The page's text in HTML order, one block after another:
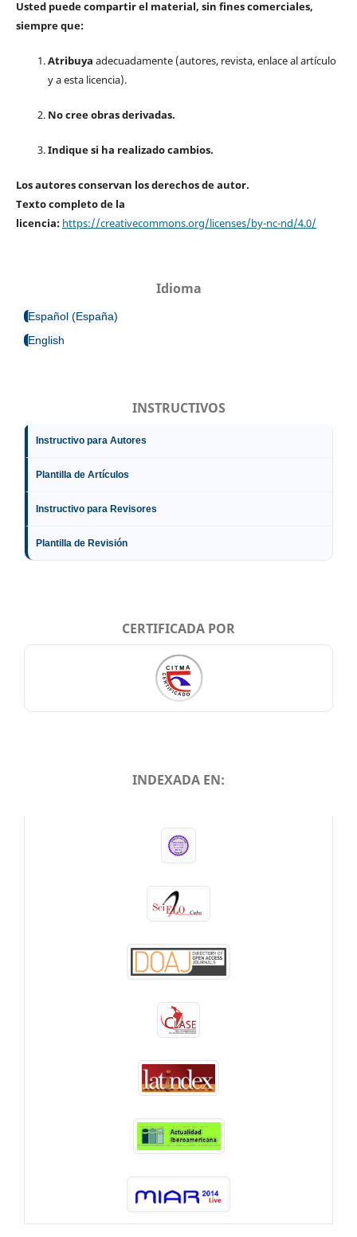
Usted puede compartir el material, sin fines comerciales,
siempre que:
Atribuya adecuadamente (autores, revista, enlace al artículo
y a esta licencia).
No cree obras derivadas.
Indique si ha realizado cambios.
Los autores conservan los derechos de autor.
Texto completo de la
licencia: https://creativecommons.org/licenses/by-nc-nd/4.0/
Idioma
Español (España)
English
INSTRUCTIVOS
Instructivo para Autores
Plantilla de Artículos
Instructivo para Revisores
Plantilla de Revisión
CERTIFICADA POR
INDEXADA EN: